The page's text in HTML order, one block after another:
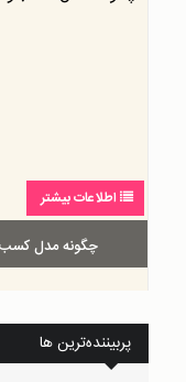
اطلاعات بیشتر
چگونه مدل
پربیننده‌ترین ها